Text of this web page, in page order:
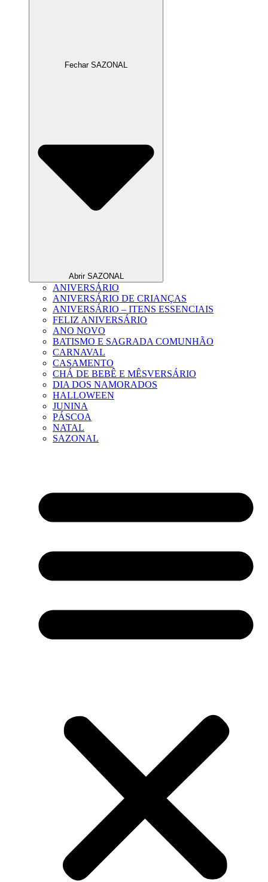
Fechar SAZONAL
Abrir SAZONAL
ANIVERSÁRIO
ANIVERSÁRIO DE CRIANÇAS
ANIVERSÁRIO – ITENS ESSENCIAIS
FELIZ ANIVERSÁRIO
ANO NOVO
BATISMO E SAGRADA COMUNHÃO
CARNAVAL
CASAMENTO
CHÁ DE BEBÊ E MÊSVERSÁRIO
DIA DOS NAMORADOS
HALLOWEEN
JUNINA
PÁSCOA
NATAL
SAZONAL